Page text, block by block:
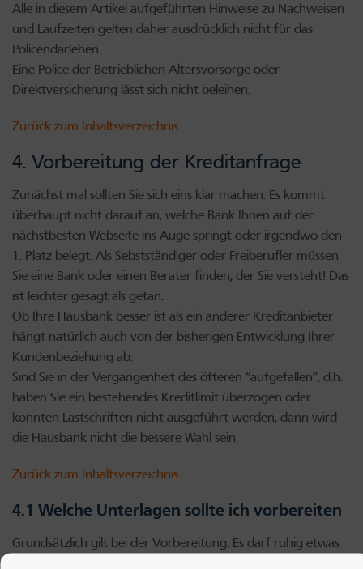
Alle in diesem Artikel aufgeführten Hinweise zu Nachweisen
und Laufzeiten gelten daher ausdrücklich nicht für das
Policendarlehen.
Eine Police der Betrieblichen Altersvorsorge oder
Direktversicherung lässt sich nicht beleihen.
Zurück zum Inhaltsverzeichnis
4. Vorbereitung der Kreditanfrage
Zunächst mal sollten Sie sich eins klar machen. Es kommt
überhaupt nicht darauf an, welche Bank Ihnen auf der
nächstbesten Webseite ins Auge springt oder irgendwo den
1. Platz belegt. Als Sebstständiger oder Freiberufler müssen
Sie eine Bank oder einen Berater finden, der Sie versteht! Das
ist leichter gesagt als getan.
Ob Ihre Hausbank besser ist als ein anderer Kreditanbieter
hängt natürlich auch von der bisherigen Entwicklung Ihrer
Kundenbeziehung ab.
Sind Sie in der Vergangenheit des öfteren “aufgefallen”, d.h.
haben Sie ein bestehendes Kreditlimit überzogen oder
konnten Lastschriften nicht ausgeführt werden, dann wird
die Hausbank nicht die bessere Wahl sein.
Zurück zum Inhaltsverzeichnis
4.1 Welche Unterlagen sollte ich vorbereiten
Grundsätzlich gilt bei der Vorbereitung: Es darf ruhig etwas